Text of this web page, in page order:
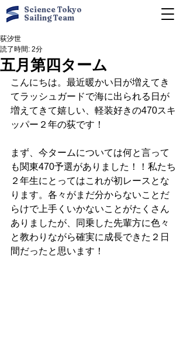
Science Tokyo
Sailing Team
五月第四ターム
荻汐世
読了時間: 2分
こんにちは。最近暖かい日が増えてき
てラッシュガードで海に出られる日が
増えてきて嬉しい、軽装好きの470スキ
ッパー２年の荻です！
まず、今タームについては何と言って
も関東470予選がありました！！私たち
２年生にとってはこれが初レースとな
ります。各々がまだ分からないことだ
らけで上手くいかないことがたくさん
ありましたが、同乗した先輩方に色々
と教わりながら確実に成長できた２日
間だったと思います！